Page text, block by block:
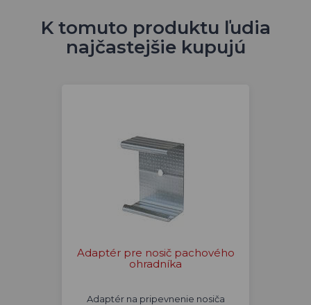
K tomuto produktu ľudia
najčastejšie kupujú
Adaptér pre nosič pachového
ohradníka
Adaptér na pripevnenie nosiča